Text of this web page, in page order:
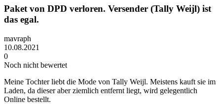
Paket von DPD verloren. Versender (Tally Weijl) ist
das egal.
mavraph
10.08.2021
0
Noch nicht bewertet
Meine Tochter liebt die Mode von Tally Weijl. Meistens kauft sie im
Laden, da dieser aber ziemlich entfernt liegt, wird gelegentlich
Online bestellt.